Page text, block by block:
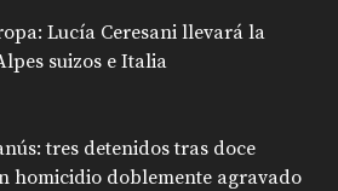
Lucía Ceresani llevará la
suizos e Italia
tres detenidos tras doce
homicidio doblemente agravado